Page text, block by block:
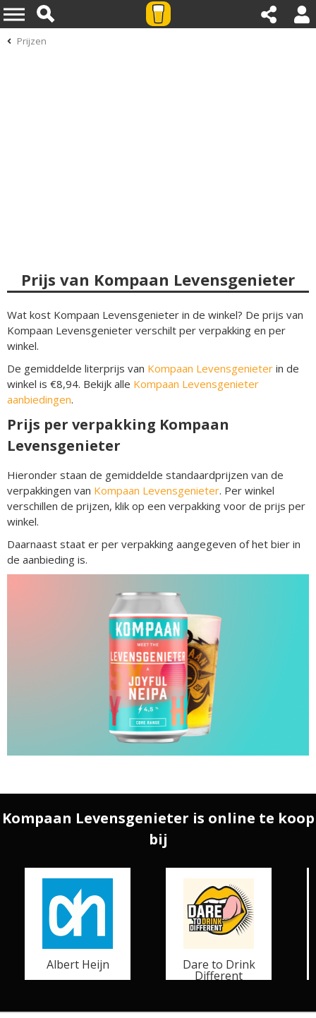
Prijzen
Prijs van Kompaan Levensgenieter
Wat kost Kompaan Levensgenieter in de winkel? De prijs van
Kompaan Levensgenieter verschilt per verpakking en per
winkel.
De gemiddelde literprijs van Kompaan Levensgenieter in de
winkel is €8,94. Bekijk alle Kompaan Levensgenieter
aanbiedingen.
Prijs per verpakking Kompaan
Levensgenieter
Hieronder staan de gemiddelde standaardprijzen van de
verpakkingen van Kompaan Levensgenieter. Per winkel
verschillen de prijzen, klik op een verpakking voor de prijs per
winkel.
Daarnaast staat er per verpakking aangegeven of het bier in
de aanbieding is.
Kompaan Levensgenieter is online te koop
bij
Albert Heijn Dare to Drink
Different